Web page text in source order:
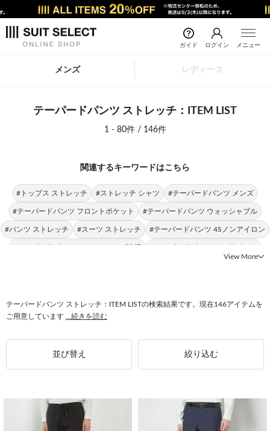
ガイド ログイン メニュー
メンズ レディース
テーパードパンツ ストレッチ：ITEM LIST
1 - 80件 / 146件
関連するキーワードはこちら
#トップス ストレッチ #ストレッチ シャツ #テーパードパンツ メンズ
#テーパードパンツ フロントポケット #テーパードパンツ ウォッシャブル
#パンツ ストレッチ #スーツ ストレッチ #テーパードパンツ 4Sノンアイロン
#テーパードパンツ ウエストムーブ仕様 #テーパードパンツ ノンアイロン
#テーパードパンツ 2WAYストレッチ #ストレッチ メンズ
#ウォッシャブル ストレッチ
#ストレッチ ノンアイロン #ストレッチ 4Sノンアイロン
View More
テーパードパンツ ストレッチ：ITEM LISTの検索結果です。現在146アイテムを
ご用意しています
...続きを読む
並び替え 絞り込む